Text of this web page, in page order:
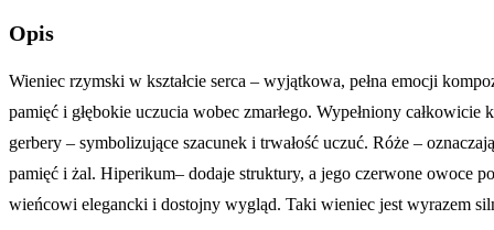
Opis
Wieniec rzymski w kształcie serca – wyjątkowa, pełna emocji
pamięć i głębokie uczucia wobec zmarłego. Wypełniony
gerbery – symbolizujące szacunek i trwałość uczuć. Róże –
pamięć i żal. Hiperikum– dodaje struktury, a jego czerwone owoce
wieńcowi elegancki i dostojny wygląd. Taki wieniec jest wyrazem